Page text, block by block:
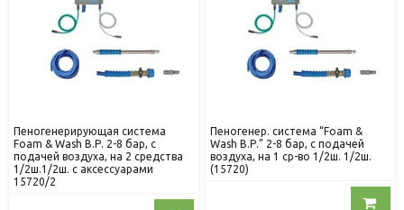
Пеногенерирующая система
Foam & Wash B.Р. 2-8 бар, с
подачей воздуха, на 2 средства
1/2ш.1/2ш. с аксессуарами
15720/2
Пеногенер. система “Foam &
Wash B.Р.” 2-8 бар, с подачей
воздуха, на 1 ср-во 1/2ш. 1/2ш.
(15720)